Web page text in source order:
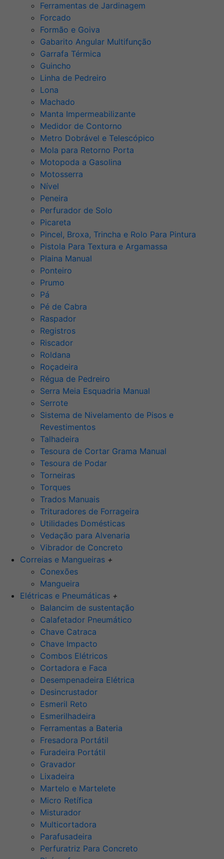
Ferramentas de Jardinagem
Forcado
Formão e Goiva
Gabarito Angular Multifunção
Garrafa Térmica
Guincho
Linha de Pedreiro
Lona
Machado
Manta Impermeabilizante
Medidor de Contorno
Metro Dobrável e Telescópico
Mola para Retorno Porta
Motopoda a Gasolina
Motosserra
Nível
Peneira
Perfurador de Solo
Picareta
Pincel, Broxa, Trincha e Rolo Para Pintura
Pistola Para Textura e Argamassa
Plaina Manual
Ponteiro
Prumo
Pá
Pé de Cabra
Raspador
Registros
Riscador
Roldana
Roçadeira
Régua de Pedreiro
Serra Meia Esquadria Manual
Serrote
Sistema de Nivelamento de Pisos e
Revestimentos
Talhadeira
Tesoura de Cortar Grama Manual
Tesoura de Podar
Torneiras
Torques
Trados Manuais
Trituradores de Forrageira
Utilidades Domésticas
Vedação para Alvenaria
Vibrador de Concreto
Correias e Mangueiras +
Conexões
Mangueira
Elétricas e Pneumáticas +
Balancim de sustentação
Calafetador Pneumático
Chave Catraca
Chave Impacto
Combos Elétricos
Cortadora e Faca
Desempenadeira Elétrica
Desincrustador
Esmeril Reto
Esmerilhadeira
Ferramentas a Bateria
Fresadora Portátil
Furadeira Portátil
Gravador
Lixadeira
Martelo e Martelete
Micro Retífica
Misturador
Multicortadora
Parafusadeira
Perfuratriz Para Concreto